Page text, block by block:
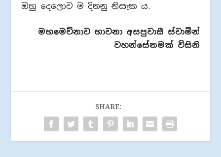
ඔහු දෙලොව ම දිනනු නිසැක ය.
මහමෙව්නාව භාවනා අසපුවාසී ස්වාමීන්
වහන්සේනමක් විසිනි
SHARE: